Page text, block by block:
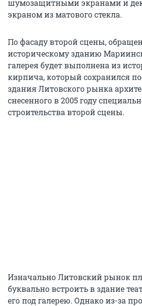
шумозащитными экранами и
экраном из матового стекла.
По фасаду второй сцены,
историческому зданию
галерея будет выполнена из
кирпича, который сохранился
здания Литовского рынка
снесенного в 2005 году
строительства второй сцены.
Изначально Литовский рынок
буквально встроить в здание
его под галерею. Однако из-за